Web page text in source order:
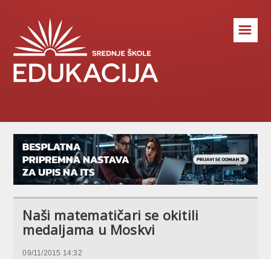
☰
Naši matematičari se okitili
medaljama u Moskvi
09/11/2015 14:32